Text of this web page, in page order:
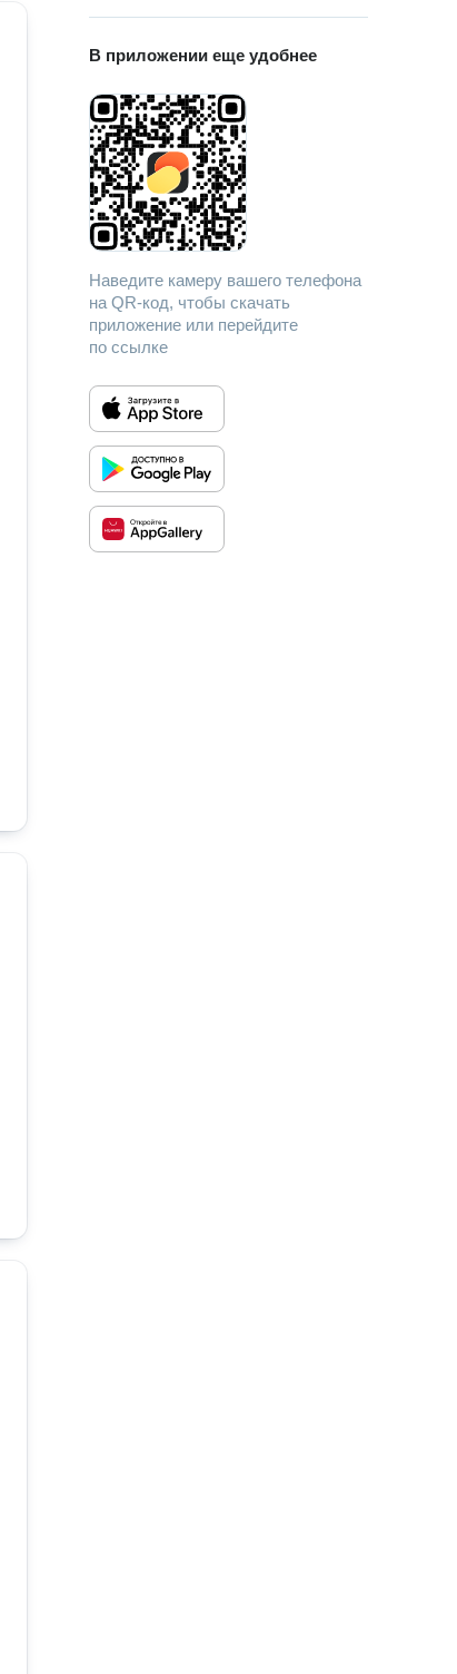
В приложении еще удобнее
Наведите камеру вашего телефона
на QR-код, чтобы скачать
приложение или перейдите
по ссылке